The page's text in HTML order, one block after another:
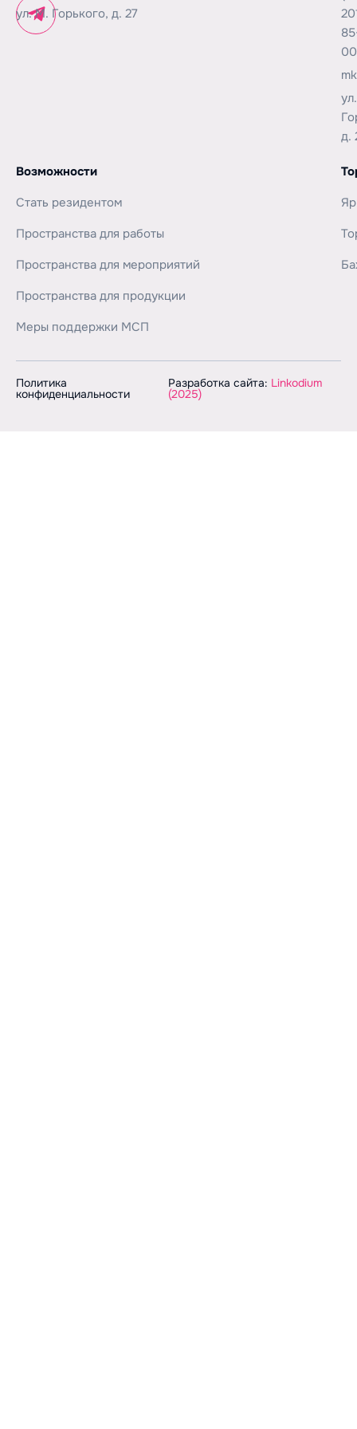
ул. М. Горького, д. 27
00
д.
Возможности
Стать резидентом
Пространства для работы
Пространства для мероприятий
Пространства для продукции
Меры поддержки МСП
Политика
конфиденциальности
Разработка сайта: Linkodium
(2025)